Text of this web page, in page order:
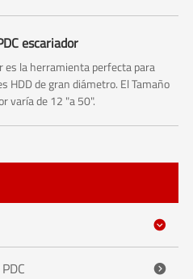
escariador
es la herramienta perfecta para
HDD de gran diámetro. El Tamaño
varía de 12 "a 50".

